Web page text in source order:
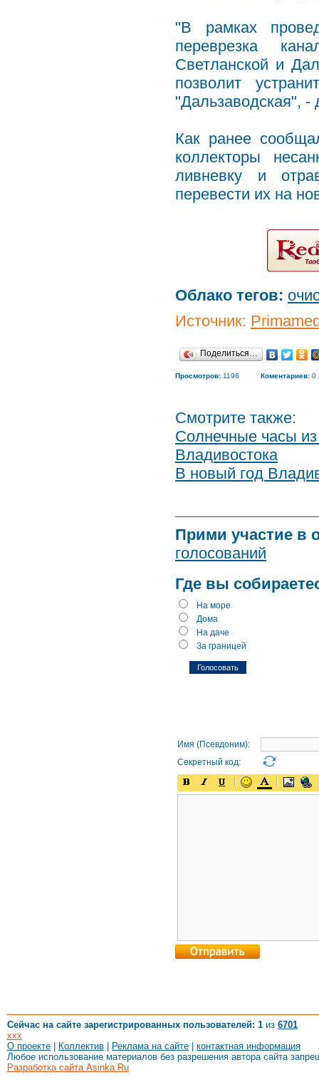
"В рамках
переврезка
Светланской и
позволит
"Дальзаводская", -
Как ранее
коллекторы
ливневку и
перевести их на
Облако тегов:
Источник:
Поделиться…
Просмотров: 1196 Коментариев: 0
Смотрите также:
Солнечные часы из
Владивостока
В новый год
Прими участие в
голосований
Где вы
На море
Дома
На даче
За границей
Имя (Псевдоним):
Секретный код:
Сейчас на сайте зарегистрированных пользователей: 1 из 6701
xxx
О проекте
Коллектив Реклама на сайте
контактная информация
Любое использование материалов без разрешения автора сайта
Разработка сайта Asinka.Ru